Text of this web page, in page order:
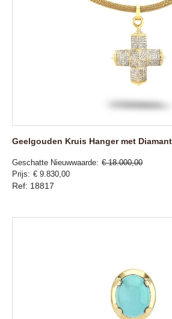
Geelgouden Kruis Hanger met
Geschatte Nieuwwaarde € 18.000,00
Prijs
€ 9.830,00
Ref: 18817